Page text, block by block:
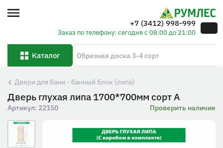
+7 (3412) 998-999
Заказ по телефону: сегодня с 08:00 до 21:00
Каталог
Двери для бани - банный блок (липа)
Дверь глухая липа 1700*700мм сорт А
Артикул: 22150 Проверить наличие